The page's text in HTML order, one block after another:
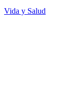
Vida y Salud